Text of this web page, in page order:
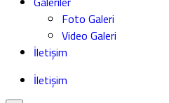
Foto Galeri
Video Galeri
İletişim
İletişim